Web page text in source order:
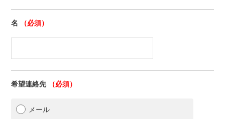
名 （必須）
希望連絡先 （必須）
メール